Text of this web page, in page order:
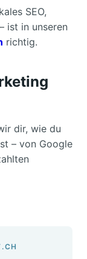
SEO,
ist in unseren
richtig.
dir, wie du
– von Google